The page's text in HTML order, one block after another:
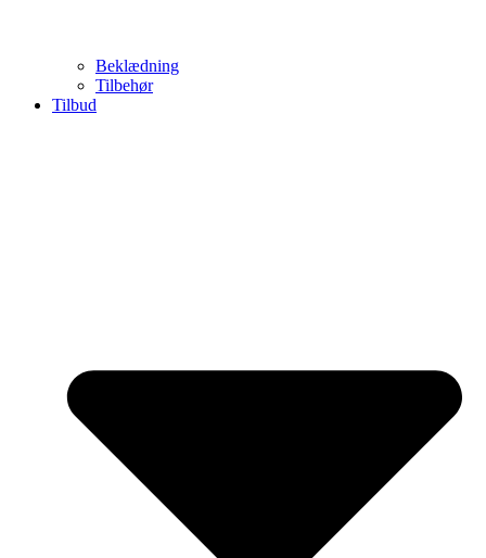
Beklædning
Tilbehør
Tilbud